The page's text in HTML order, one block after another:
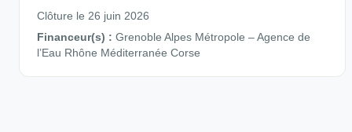
Clôture le 26 juin 2026
Financeur(s) : Grenoble Alpes Métropole – Agence de
l’Eau Rhône Méditerranée Corse